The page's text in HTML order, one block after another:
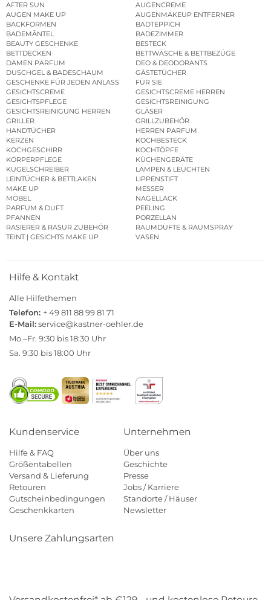
AFTER SUN
AUGENCREME
AUGEN MAKE UP
AUGENMAKEUP ENTFERNER
BACKFORMEN
BADTEPPICH
BADEMÄNTEL
BADEZIMMER
BEAUTY GESCHENKE
BESTECK
BETTDECKEN
BETTWÄSCHE & BETTBEZÜGE
DAMEN PARFUM
DEO & DEODORANTS
DUSCHGEL & BADESCHAUM
GÄSTETÜCHER
GESCHENKE FÜR JEDEN ANLASS
FÜR SIE
GESICHTSCREME
GESICHTSCREME HERREN
GESICHTSPFLEGE
GESICHTSREINIGUNG
GESICHTSREINIGUNG HERREN
GLÄSER
GRILLER
GRILLZUBEHÖR
HANDTÜCHER
HERREN PARFUM
KERZEN
KOCHBESTECK
KOCHGESCHIRR
KOCHTÖPFE
KÖRPERPFLEGE
KÜCHENGERÄTE
KUGELSCHREIBER
LAMPEN & LEUCHTEN
LEINTÜCHER & BETTLAKEN
LIPPENSTIFT
MAKE UP
MESSER
MÖBEL
NAGELLACK
PARFUM & DUFT
PEELING
PFANNEN
PORZELLAN
RASIERER & RASUR ZUBEHÖR
RAUMDÜFTE & RAUMSPRAY
TEINT | GESICHTS MAKE UP
VASEN
Hilfe & Kontakt
Alle Hilfethemen
Telefon: + 49 811 88 99 81 71
E-Mail:service@kastner-oehler.de
Mo.–Fr. 9:30 bis 18:30 Uhr
Sa. 9:30 bis 18:00 Uhr
Kundenservice
Hilfe & FAQ
Größentabellen
Versand & Lieferung
Retouren
Gutscheinbedingungen
Geschenkkarten
Unternehmen
Über uns
Geschichte
Presse
Jobs / Karriere
Standorte / Häuser
Newsletter
Unsere Zahlungsarten